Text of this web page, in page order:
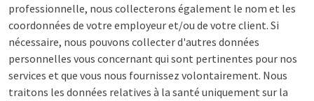
professionnelle, nous collecterons également le nom et les
coordonnées de votre employeur et/ou de votre client. Si
nécessaire, nous pouvons collecter d'autres données
personnelles vous concernant qui sont pertinentes pour nos
services et que vous nous fournissez volontairement. Nous
traitons les données relatives à la santé uniquement sur la